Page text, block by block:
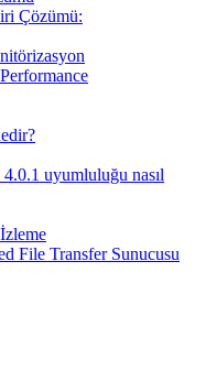
Çözümü:
uyumluluğu nasıl
File Transfer Sunucusu